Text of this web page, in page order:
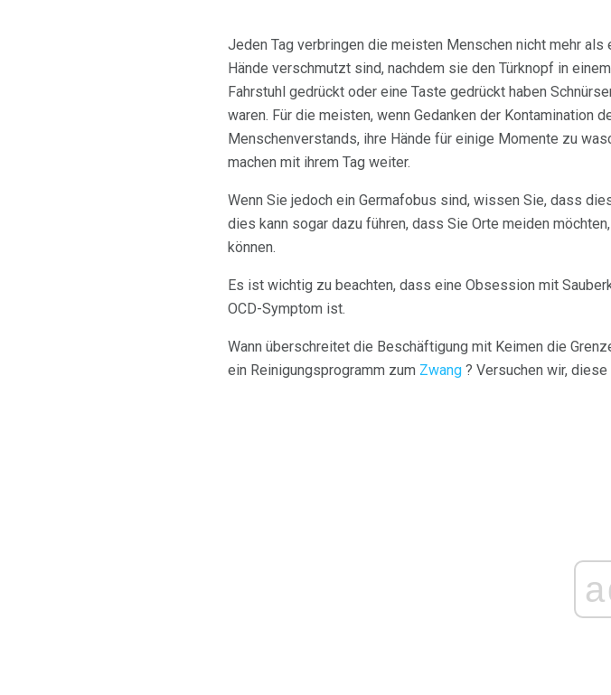
Jeden Tag verbringen die meisten Menschen nicht mehr
Hände verschmutzt sind, nachdem sie den Türknopf in
Fahrstuhl gedrückt oder eine Taste gedrückt haben
waren. Für die meisten, wenn Gedanken der Kontamination
Menschenverstands, ihre Hände für einige Momente zu
machen mit ihrem Tag weiter.
Wenn Sie jedoch ein Germafobus sind, wissen Sie, dass
dies kann sogar dazu führen, dass Sie Orte meiden
können.
Es ist wichtig zu beachten, dass eine Obsession mit
OCD-Symptom ist.
Wann überschreitet die Beschäftigung mit Keimen die
ein Reinigungsprogramm zum Zwang ? Versuchen wir,